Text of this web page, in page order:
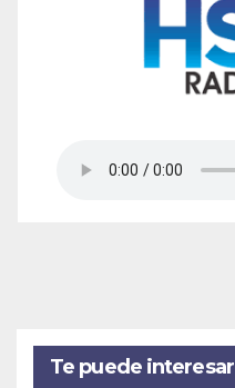
Te puede interesar